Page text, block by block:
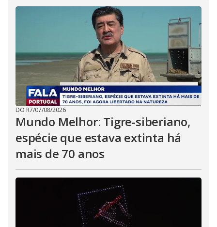
DO R7/07/08/2026
Mundo Melhor: Tigre-siberiano,
espécie que estava extinta há
mais de 70 anos